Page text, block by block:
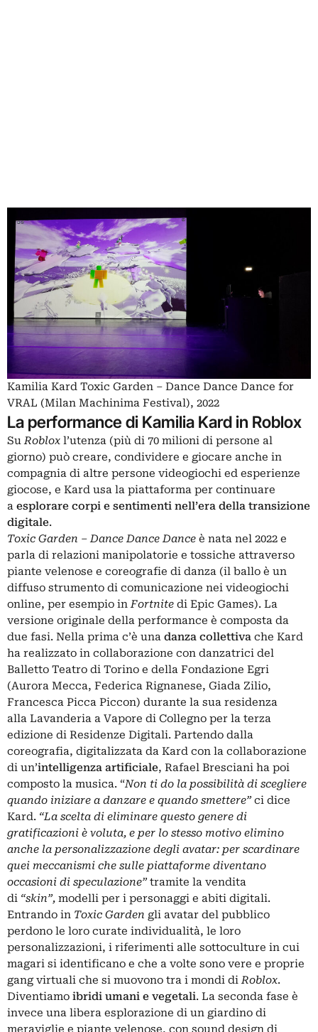
Kamilia Kard Toxic Garden – Dance Dance Dance for
VRAL (Milan Machinima Festival), 2022
La performance di Kamilia Kard in Roblox
SuRoblox l’utenza (più di 70 milioni di persone al
giorno) può creare, condividere e giocare anche in
compagnia di altre persone videogiochi ed esperienze
giocose, e Kard usa la piattaforma per continuare
a esplorare corpi e sentimenti nell’era della transizione
digitale.
Toxic Garden – Dance Dance Dance è nata nel 2022 e
parla di relazioni manipolatorie e tossiche attraverso
piante velenose e coreografie di danza (il ballo è un
diffuso strumento di comunicazione nei videogiochi
online, per esempio inFortnite di Epic Games). La
versione originale della performance è composta da
due fasi. Nella prima c’è una danza collettiva che Kard
ha realizzato in collaborazione con danzatrici del
Balletto Teatro di Torino e della Fondazione Egri
(Aurora Mecca, Federica Rignanese, Giada Zilio,
Francesca Picca Piccon) durante la sua residenza
alla Lavanderia a Vapore di Collegno per la terza
edizione di Residenze Digitali. Partendo dalla
coreografia, digitalizzata da Kard con la collaborazione
di un’intelligenza artificiale, Rafael Bresciani ha poi
composto la musica. “Non ti do la possibilità di scegliere
quando iniziare a danzare e quando smettere” ci dice
Kard. “La scelta di eliminare questo genere di
gratificazioni è voluta, e per lo stesso motivo elimino
anche la personalizzazione degli avatar: per scardinare
quei meccanismi che sulle piattaforme diventano
occasioni di speculazione” tramite la vendita
di “skin”, modelli per i personaggi e abiti digitali.
Entrando in Toxic Garden gli avatar del pubblico
perdono le loro curate individualità, le loro
personalizzazioni, i riferimenti alle sottoculture in cui
magari si identificano e che a volte sono vere e proprie
gang virtuali che si muovono tra i mondi diRoblox.
Diventiamo ibridi umani e vegetali. La seconda fase è
invece una libera esplorazione di un giardino di
meraviglie e piante velenose, con sound design di